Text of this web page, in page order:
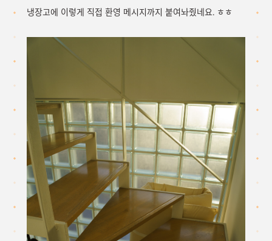
냉장고에 이렇게 직접 환영 메시지까지 붙여놔줬네요. ㅎㅎ